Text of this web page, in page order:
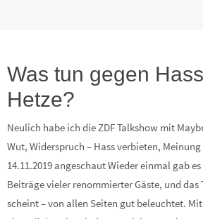
Was tun gegen
Hetze?
Neulich habe ich die ZDF Talkshow mit
Wut, Widerspruch – Hass verbieten,
14.11.2019 angeschaut Wieder einmal gab
Beiträge vieler renommierter Gäste, und das
scheint – von allen Seiten gut beleuchtet.